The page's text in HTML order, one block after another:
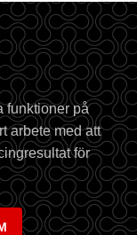
funktioner på
arbete med att
för